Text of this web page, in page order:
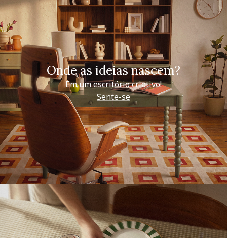
Onde as ideias nascem?
Em um escritório criativo!
Sente-se